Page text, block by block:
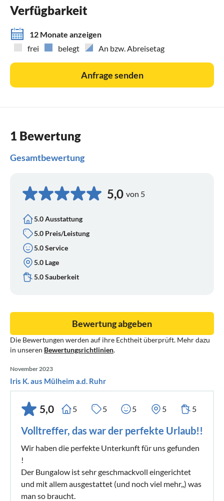
Verfügbarkeit
12 Monate anzeigen
frei
belegt An bzw. Abreisetag
Anfrage senden
1 Bewertung
Gesamtbewertung
5,0 von 5
5.0 Ausstattung
5.0 Preis/Leistung
5.0 Service
5.0 Lage
5.0 Sauberkeit
Die Bewertungen werden auf ihre Echtheit überprüft. Mehr dazu
in unseren Bewertungsrichtlinien.
Bewertung abgeben
November 2023
Iris K. aus Mülheim a.d. Ruhr
5,0 5 5 5 5 5
Volltreffer, das war der perfekte Urlaub!!
Wir haben die perfekte Unterkunft für uns gefunden
!
Der Bungalow ist sehr geschmackvoll eingerichtet
und mit allem ausgestattet (und noch viel mehr,,) was
man so braucht.